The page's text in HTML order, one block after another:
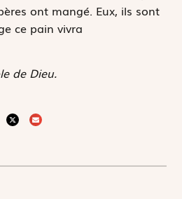
ont mangé. Eux, ils sont
ce pain vivra
de Dieu.